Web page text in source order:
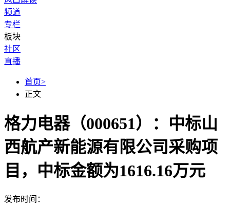
频道
专栏
板块
社区
直播
首页>
正文
格力电器（000651）：中标山
西航产新能源有限公司采购项
目，中标金额为1616.16万元
发布时间：